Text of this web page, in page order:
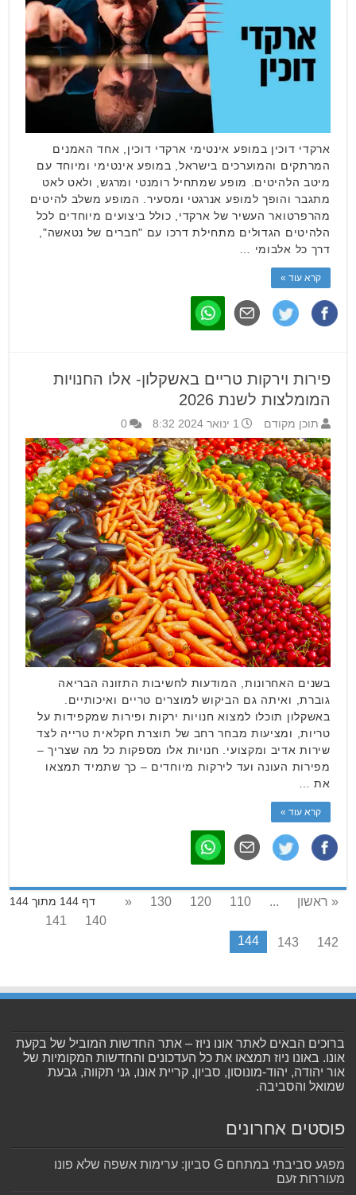
ארקדי דוכין במופע אינטימי ארקדי דוכין, אחד האמנים
המרתקים והמוערכים בישראל, במופע אינטימי ומיוחד עם
מיטב הלהיטים. מופע שמתחיל רומנטי ומרגש, ולאט לאט
מתגבר והופך למופע אנרגטי ומסעיר. המופע משלב להיטים
מהרפרטואר העשיר של ארקדי, כולל ביצועים מיוחדים לכל
הלהיטים הגדולים מתחילת דרכו עם "חברים של נטאשה",
דרך כל אלבומי …
קרא עוד »
פירות וירקות טריים באשקלון- אלו החנויות
המומלצות לשנת 2026
תוכן מקודם 1 ינואר 2024 8:32 0
בשנים האחרונות, המודעות לחשיבות התזונה הבריאה
גוברת, ואיתה גם הביקוש למוצרים טריים ואיכותיים.
באשקלון תוכלו למצוא חנויות ירקות ופירות שמקפידות על
טריות, ומציעות מבחר רחב של תוצרת חקלאית טרייה לצד
שירות אדיב ומקצועי. חנויות אלו מספקות כל מה שצריך –
מפירות העונה ועד לירקות מיוחדים – כך שתמיד תמצאו
את …
קרא עוד »
דף 144 מתוך 144 « ראשון ...
110
120
130
«
140
141
142
143
144
ברוכים הבאים לאתר אונו ניוז – אתר החדשות המוביל של בקעת
אונו. באונו ניוז תמצאו את כל העדכונים והחדשות המקומיות של
אור יהודה, יהוד-מונוסון, סביון, קריית אונו, גני תקווה, גבעת
שמואל והסביבה.
פוסטים אחרונים
מפגע סביבתי במתחם G סביון: ערימות אשפה שלא פונו
מעוררות זעם